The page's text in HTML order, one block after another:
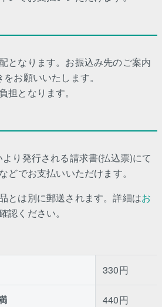
となります。お振込み先のご案内
お願いいたします。
担となります。
り発行される請求書(払込票)にて
どでお支払いいただけます。
とは別に郵送されます。詳細はお
認ください。
330円
440円